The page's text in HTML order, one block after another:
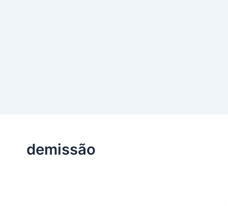
demissão